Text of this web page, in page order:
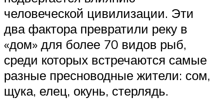
человеческой цивилизации. Эти
два фактора превратили реку в
«дом» для более 70 видов рыб,
среди которых встречаются самые
разные пресноводные жители: сом,
щука, елец, окунь, стерлядь.